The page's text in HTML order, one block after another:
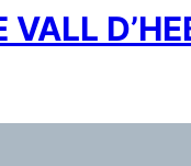
VALL